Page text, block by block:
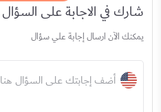
شارك في الاجابة على السؤال
يمكنك الآن ارسال إجابة علي سؤال
أضف إجابتك على السؤال هنا